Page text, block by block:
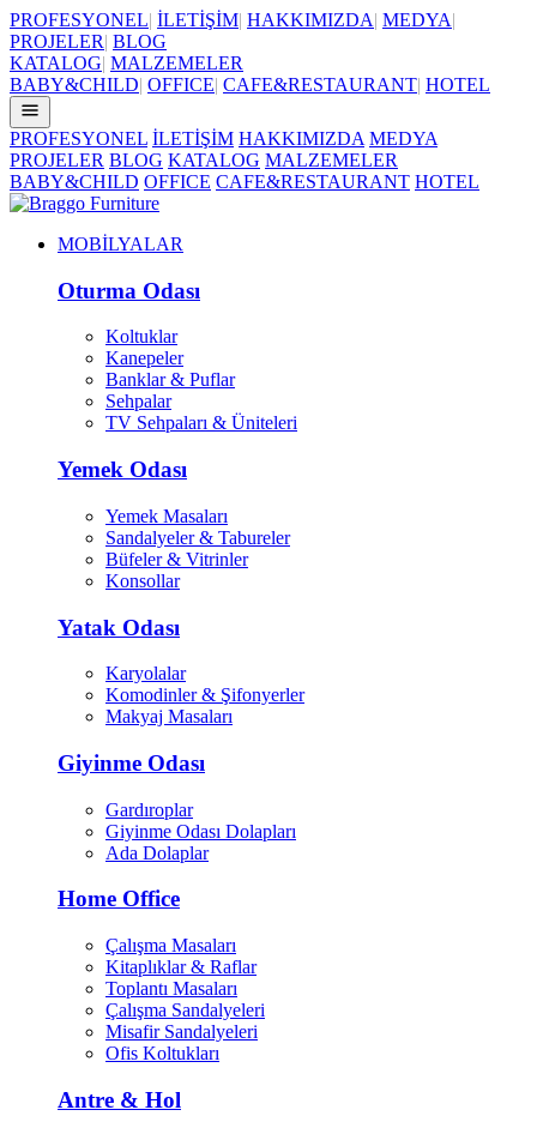
PROFESYONEL| İLETİŞİM| HAKKIMIZDA| MEDYA|
PROJELER| BLOG
KATALOG| MALZEMELER
BABY&CHILD| OFFICE| CAFE&RESTAURANT| HOTEL
PROFESYONEL İLETİŞİM HAKKIMIZDA MEDYA
PROJELER BLOG KATALOG MALZEMELER
BABY&CHILD OFFICE CAFE&RESTAURANT HOTEL
MOBİLYALAR
Oturma Odası
Koltuklar
Kanepeler
Banklar & Puflar
Sehpalar
TV Sehpaları & Üniteleri
Yemek Odası
Yemek Masaları
Sandalyeler & Tabureler
Büfeler & Vitrinler
Konsollar
Yatak Odası
Karyolalar
Komodinler & Şifonyerler
Makyaj Masaları
Giyinme Odası
Gardıroplar
Giyinme Odası Dolapları
Ada Dolaplar
Home Office
Çalışma Masaları
Kitaplıklar & Raflar
Toplantı Masaları
Çalışma Sandalyeleri
Misafir Sandalyeleri
Ofis Koltukları
Antre & Hol